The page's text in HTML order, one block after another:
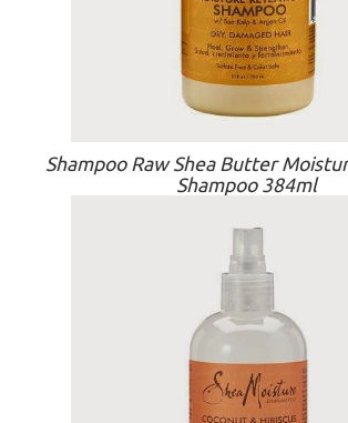
Shampoo Raw Shea Butter
Shampoo 384ml